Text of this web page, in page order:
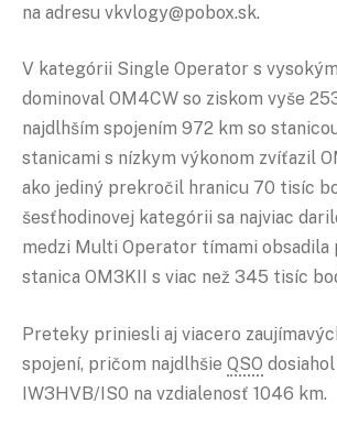
na adresu vkvlogy@pobox.sk.
V kategórii Single Operator s
dominoval OM4CW so ziskom vyše
najdlhším spojením 972 km so
stanicami s nízkym výkonom zvíťazil
ako jediný prekročil hranicu 70 tisíc
šesťhodinovej kategórii sa najviac
medzi Multi Operator tímami obsadila
stanica OM3KII s viac než 345 tisíc
Preteky priniesli aj viacero
spojení, pričom najdlhšie QSO
IW3HVB/IS0 na vzdialenosť 1046 km.